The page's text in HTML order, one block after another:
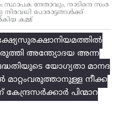
നേതാവും, നാടിനെ സംര
നിരവധി പോരാട്ടങ്ങള്‍ക്ക്‌
കമ്മ്
അന്ത്യോദയ അന്ന
യോഗ്യതാ മാനദ
മാറ്റംവരുത്താനുള്ള നീക്ക
കേന്ദ്രസർക്കാർ പിന്മാറ